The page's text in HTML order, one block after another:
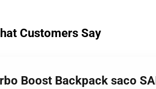
Customers Say
Boost Backpack saco